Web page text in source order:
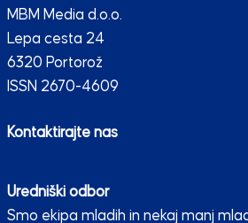
MBM Media d.o.o.
Lepa cesta 24
6320 Portorož
ISSN 2670-4609
Kontaktirajte nas
Uredniški odbor
Smo ekipa mladih in nekaj manj